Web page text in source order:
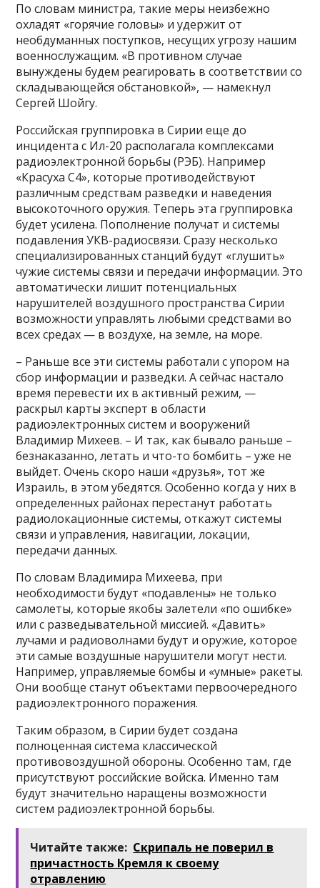
По словам министра, такие меры неизбежно
охладят «горячие головы» и удержит от
необдуманных поступков, несущих угрозу нашим
военнослужащим. «В противном случае
вынуждены будем реагировать в соответствии со
складывающейся обстановкой», — намекнул
Сергей Шойгу.
Российская группировка в Сирии еще до
инцидента с Ил-20 располагала комплексами
радиоэлектронной борьбы (РЭБ). Например
«Красуха С4», которые противодействуют
различным средствам разведки и наведения
высокоточного оружия. Теперь эта группировка
будет усилена. Пополнение получат и системы
подавления УКВ-радиосвязи. Сразу несколько
специализированных станций будут «глушить»
чужие системы связи и передачи информации. Это
автоматически лишит потенциальных
нарушителей воздушного пространства Сирии
возможности управлять любыми средствами во
всех средах — в воздухе, на земле, на море.
– Раньше все эти системы работали с упором на
сбор информации и разведки. А сейчас настало
время перевести их в активный режим, —
раскрыл карты эксперт в области
радиоэлектронных систем и вооружений
Владимир Михеев. – И так, как бывало раньше –
безнаказанно, летать и что-то бомбить – уже не
выйдет. Очень скоро наши «друзья», тот же
Израиль, в этом убедятся. Особенно когда у них в
определенных районах перестанут работать
радиолокационные системы, откажут системы
связи и управления, навигации, локации,
передачи данных.
По словам Владимира Михеева, при
необходимости будут «подавлены» не только
самолеты, которые якобы залетели «по ошибке»
или с разведывательной миссией. «Давить»
лучами и радиоволнами будут и оружие, которое
эти самые воздушные нарушители могут нести.
Например, управляемые бомбы и «умные» ракеты.
Они вообще станут объектами первоочередного
радиоэлектронного поражения.
Таким образом, в Сирии будет создана
полноценная система классической
противовоздушной обороны. Особенно там, где
присутствуют российские войска. Именно там
будут значительно наращены возможности
систем радиоэлектронной борьбы.
Читайте также: Скрипаль не поверил в
причастность Кремля к своему
отравлению